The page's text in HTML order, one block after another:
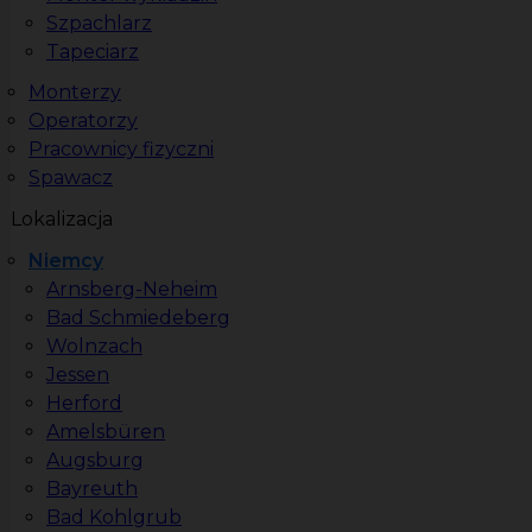
Szpachlarz
Tapeciarz
Monterzy
Operatorzy
Pracownicy fizyczni
Spawacz
Lokalizacja
Niemcy
Arnsberg-Neheim
Bad Schmiedeberg
Wolnzach
Jessen
Herford
Amelsbüren
Augsburg
Bayreuth
Bad Kohlgrub